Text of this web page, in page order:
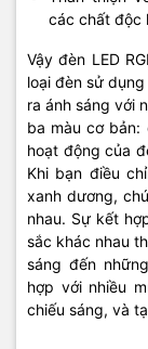
các chất độc
Vậyđèn LED
loại đèn sử
ra ánh sáng với
ba màu cơ
hoạt động của
Khi bạn điều
xanh dương,
nhau. Sự kết
sắc khác nhau
sáng đến
hợp với nhiều
chiếu sáng, và